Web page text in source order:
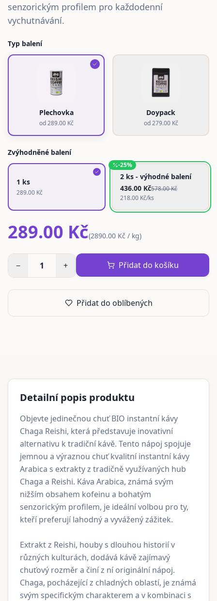
senzorickým profilem pro každodenní
vychutnávání.
Typ balení
Plechovka
od289.00 Kč
Doypack
od279.00 Kč
Zvýhodněné balení
1 ks
289.00 Kč
2 ks - výhodné balení
436.00 Kč578.00Kč
218.00 Kč/ks
-25%
289.00 Kč(2890.00 Kč / kg)
− 1 + Přidat do košíku
Přidat do oblíbených
Detailní popis produktu
Objevte jedinečnou chuť BIO instantní kávy
Chaga Reishi, která představuje inovativní
alternativu k tradiční kávě. Tento nápoj spojuje
jemnou a výraznou chuť kvalitní instantní kávy
Arabica s extrakty z tradičně využívaných hub
Chaga a Reishi. Káva Arabica, známá svým
nižším obsahem kofeinu a bohatým
senzorickým profilem, je ideální volbou pro ty,
kteří preferují lahodný a vyvážený zážitek.
Extrakt z Reishi, houby s dlouhou historií v
různých kulturách, dodává kávě zajímavý
chuťový rozměr a činí z ní originální nápoj.
Chaga, pocházející z chladných oblastí, je známá
svým specifickým charakterem a v kombinaci s